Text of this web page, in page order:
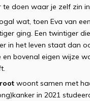
doen waar je zelf zin
wat, toen Eva van
ging. Een twintiger
in het leven staat dan
en bovenal eigen wijze
woont samen met
in 2021